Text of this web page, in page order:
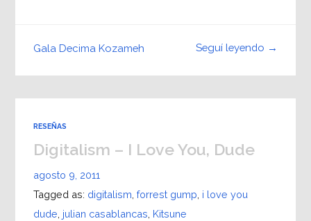
Seguí leyendo →
Gala Decima Kozameh
RESEÑAS
Digitalism – I Love You, Dude
agosto 9, 2011
Tagged as: digitalism forrest gump i love you
dude julian casablancas Kitsune